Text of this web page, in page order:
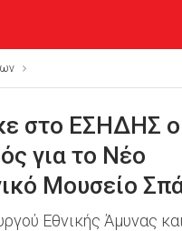
στο ΕΣΗΔΗΣ ο
για το Νέο
Μουσείο
Εθνικής Άμυνας